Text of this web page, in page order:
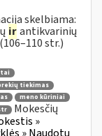
skelbiama:
irantikvarinių
str.)
tiekimas
meno kūriniai
Mokesčių
»